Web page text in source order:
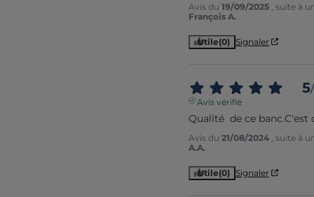
Avis du 19/09/2025
, suite à
François A.
Utile(0) Signaler
5/
Avis vérifié
Qualité  de ce banc.C'est
Avis du 21/08/2024
, suite à
A.A.
Utile(0) Signaler